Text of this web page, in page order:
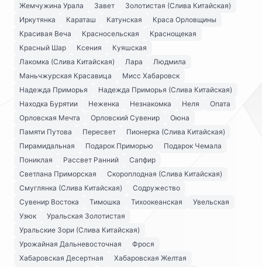
Жемчужина Урала
Завет
Золотистая (Слива Китайская)
Иркутянка
Караташ Катунская
Краса Орловщины
Красивая Веча
Красносельская
Краснощекая
Красный Шар
Ксения
Куяшская
Лакомка (Слива Китайская)
Лара
Людмила
Маньчжурская Красавица
Мисс Хабаровск
Надежда Приморья
Надежда Приморья (Слива Китайская)
Находка Бурятии
Неженка Незнакомка Неля
Опата
Орловская Мечта
Орловский Сувенир
Оюна
Памяти Путова
Пересвет
Пионерка (Слива Китайская)
Пирамидальная
Подарок Приморью
Подарок Чемала
Пониклая
Рассвет Ранний
Сапфир
Светлана Приморская
Скороплодная (Слива Китайская)
Смуглянка (Слива Китайская)
Содружество
Сувенир Востока
Тимошка Тихоокеанская
Увельская
Узюк
Уральская Золотистая
Уральские Зори (Слива Китайская)
Урожайная Дальневосточная
Фрося
Хабаровская Десертная
Хабаровская Желтая